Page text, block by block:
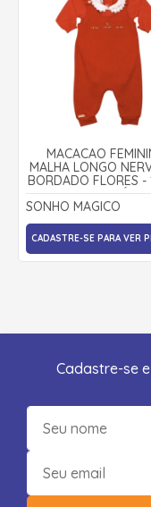
MACACÃO
MALHA LONGO
BORDADO FLORES -
- SONHO
SONHO MAGICO
CADASTRE-SE PARA VER
Cadastre-se